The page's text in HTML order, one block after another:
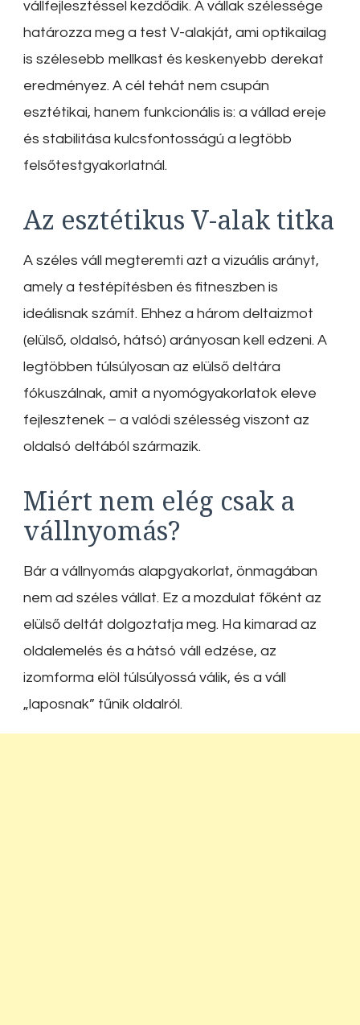
vállfejlesztéssel kezdődik. A vállak szélessége
határozza meg a test V-alakját, ami optikailag
is szélesebb mellkast és keskenyebb derekat
eredményez. A cél tehát nem csupán
esztétikai, hanem funkcionális is: a vállad ereje
és stabilitása kulcsfontosságú a legtöbb
felsőtestgyakorlatnál.
Az esztétikus V-alak titka
A széles váll megteremti azt a vizuális arányt,
amely a testépítésben és fitneszben is
ideálisnak számít. Ehhez a három deltaizmot
(elülső, oldalsó, hátsó) arányosan kell edzeni. A
legtöbben túlsúlyosan az elülső deltára
fókuszálnak, amit a nyomógyakorlatok eleve
fejlesztenek – a valódi szélesség viszont az
oldalsó deltából származik.
Miért nem elég csak a
vállnyomás?
Bár a vállnyomás alapgyakorlat, önmagában
nem ad széles vállat. Ez a mozdulat főként az
elülső deltát dolgoztatja meg. Ha kimarad az
oldalemelés és a hátsó váll edzése, az
izomforma elöl túlsúlyossá válik, és a váll
„laposnak” tűnik oldalról.